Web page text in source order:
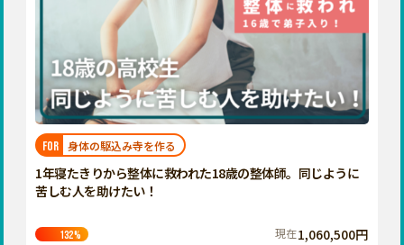
FOR 身体の駆込み寺を作る
1年寝たきりから整体に救われた18歳の整体師。同じように
苦しむ人を助けたい！
132% 現在1,060,500円